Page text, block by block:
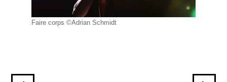
Faire corps ©Adrian Schmidt